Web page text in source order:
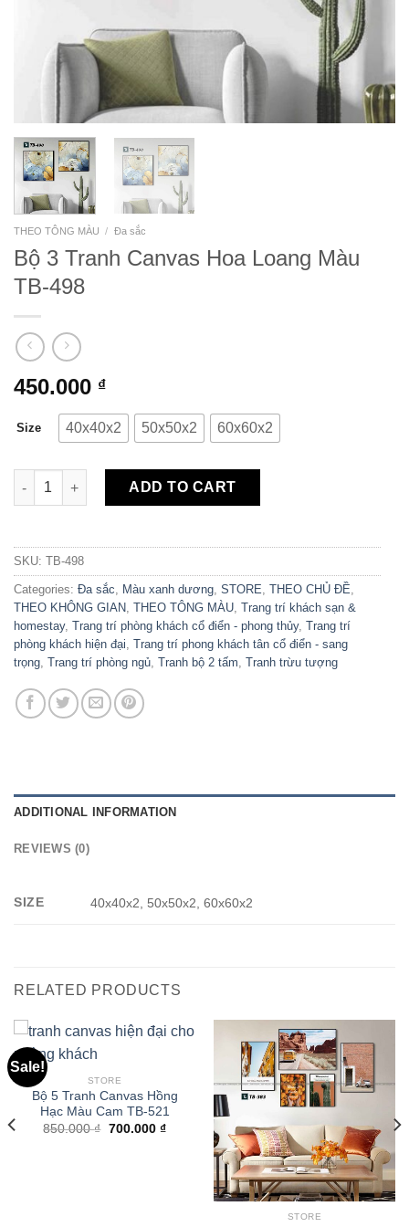
THEO TÔNG MÀU / Đa sắc
Bộ 3 Tranh Canvas Hoa Loang Màu
TB-498
450.000 ₫
Size 40x40x2 50x50x2 60x60x2
Bộ 3 Tranh Canvas Hoa Loang Màu TB-498 quantity
ADD TO CART
SKU: TB-498
Categories: Đa sắc, Màu xanh dương, STORE, THEO CHỦ ĐỀ,
THEO KHÔNG GIAN, THEO TÔNG MÀU, Trang trí khách sạn &
homestay, Trang trí phòng khách cổ điển - phong thủy, Trang trí
phòng khách hiện đại, Trang trí phong khách tân cổ điển - sang
trọng, Trang trí phòng ngủ, Tranh bộ 2 tấm, Tranh trừu tượng
ADDITIONAL INFORMATION
REVIEWS (0)
SIZE 40x40x2, 50x50x2, 60x60x2
RELATED PRODUCTS
Sale!
STORE
Bộ 5 Tranh Canvas Hồng
Hạc Màu Cam TB-521
850.000₫ 700.000 ₫
STORE